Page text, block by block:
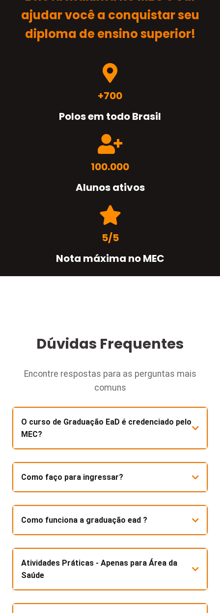
ajudar você a conquistar seu
diploma de ensino superior!
+700
Polos em todo Brasil
100.000
Alunos ativos
5/5
Nota máxima no MEC
Dúvidas Frequentes
Encontre respostas para as perguntas mais
comuns
O curso de Graduação EaD é credenciado pelo
MEC?
Como faço para ingressar?
Como funciona a graduação ead ?
Atividades Práticas - Apenas para Área da
Saúde